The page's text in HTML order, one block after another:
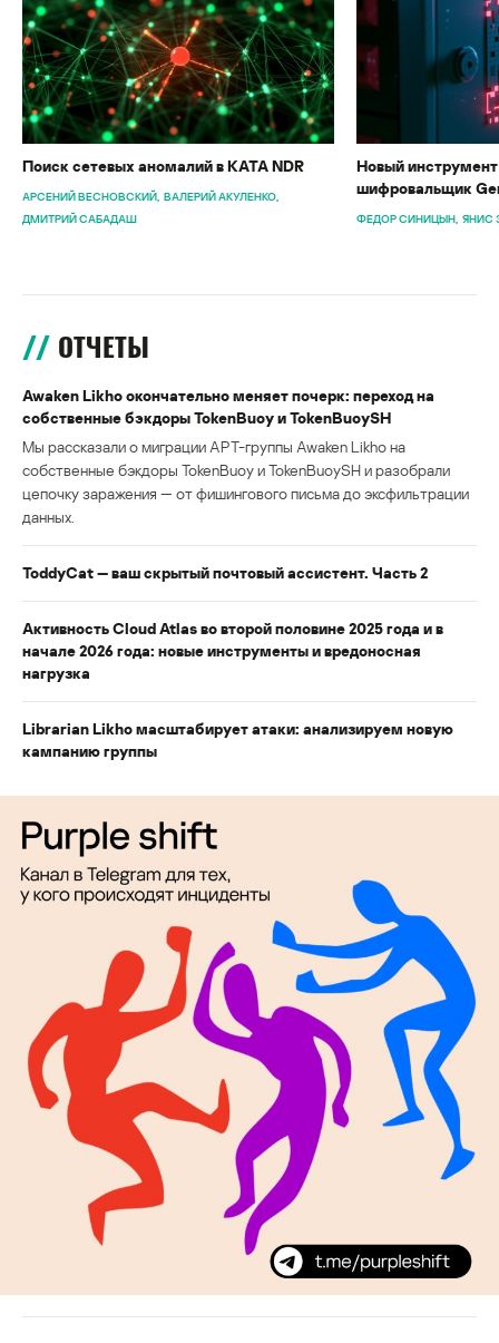
Поиск сетевых аномалий в KATA NDR
АРСЕНИЙ ВЕСНОВСКИЙ ВАЛЕРИЙ АКУЛЕНКО
ДМИТРИЙ САБАДАШ
Новый
шифровальщик
ФЕДОР СИНИЦЫН ЯНИС
ОТЧЕТЫ
Awaken Likho окончательно меняет почерк: переход на
собственные бэкдоры TokenBuoy и TokenBuoySH
Мы рассказали о миграции APT-группы Awaken Likho на
собственные бэкдоры TokenBuoy и TokenBuoySH и разобрали
цепочку заражения — от фишингового письма до эксфильтрации
данных.
ToddyCat — ваш скрытый почтовый ассистент. Часть 2
Активность Cloud Atlas во второй половине 2025 года и в
начале 2026 года: новые инструменты и вредоносная
нагрузка
Librarian Likho масштабирует атаки: анализируем новую
кампанию группы